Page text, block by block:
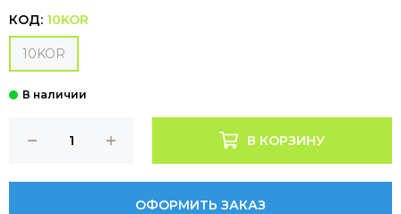
КОД: 10KOR
10KOR
В КОРЗИНУ
ОФОРМИТЬ ЗАКАЗ